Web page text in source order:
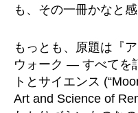
も、その一冊かなと感
もっとも、原題は『
ウォーク ― すべてを
トとサイエンス
Art and Science of